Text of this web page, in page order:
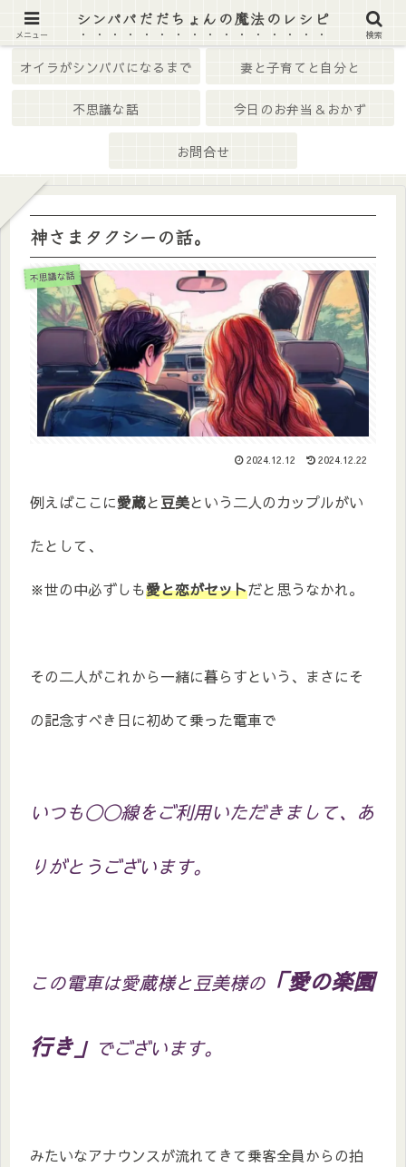
ホーム はじめての方へ
オイラがシンパパになるまで 妻と子育てと自分と
不思議な話 今日のお弁当＆おかず
お問合せ
神さまタクシーの話。
不思議な話
2024.12.12 2024.12.22
例えばここに愛蔵と豆美という二人のカップルがい
たとして、
※世の中必ずしも愛と恋がセットだと思うなかれ。
その二人がこれから一緒に暮らすという、まさにそ
の記念すべき日に初めて乗った電車で
いつも◯◯線をご利用いただきまして、あ
りがとうございます。
この電車は愛蔵様と豆美様の 「愛の楽園
行き」 でございます。
みたいなアナウンスが流れてきて乗客全員からの拍
メニュー
シンパパだだちょんの魔法のレシピ
検索